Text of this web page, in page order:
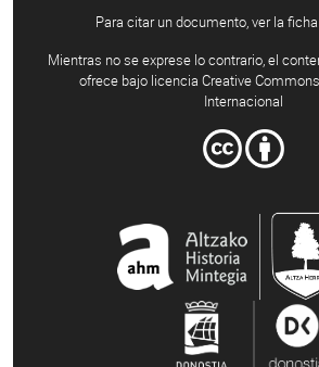
Para citar un documento, ver la
Mientras no se exprese lo contrario, el
ofrece bajo licencia Creative
Internacional